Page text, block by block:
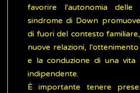
favorire l'autonomia delle
sindrome di Down
di fuori del contesto
nuove relazioni,
e la conduzione di una
indipendente.
È importante tenere